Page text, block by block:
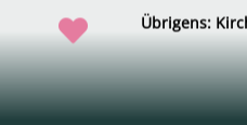
Übrigens: